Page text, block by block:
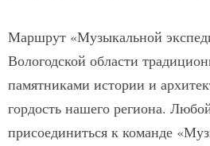
Маршрут «Музыкальной
Вологодской области
памятниками истории и
гордость нашего региона.
присоединиться к команде